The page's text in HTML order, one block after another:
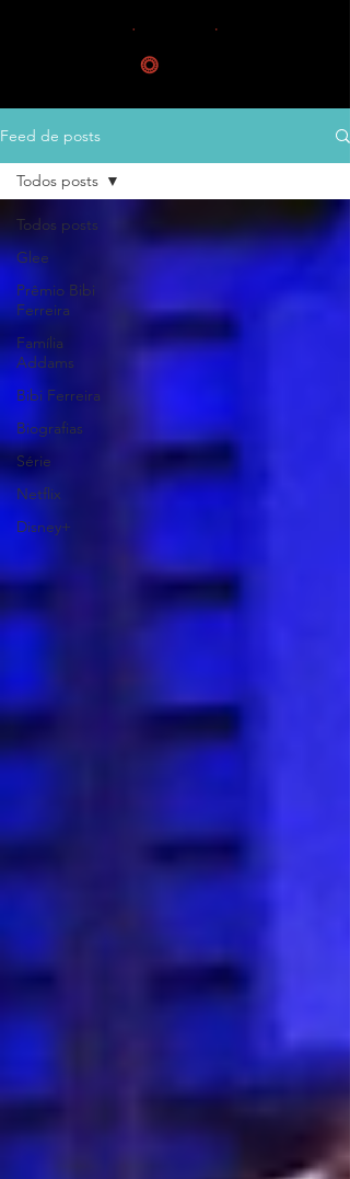
Feed de posts
Todos posts
Glee
Prêmio Bibi
Ferreira
Família
Addams
Bibi Ferreira
Biografias
Série
Netflix
Disney+
Todos posts